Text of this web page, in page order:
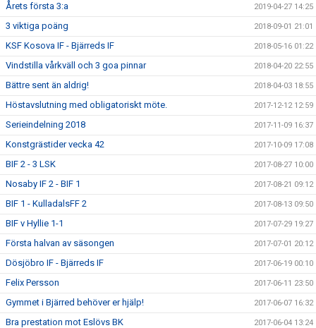
Årets första 3:a 2019-04-27 14:25
3 viktiga poäng 2018-09-01 21:01
KSF Kosova IF - Bjärreds IF 2018-05-16 01:22
Vindstilla vårkväll och 3 goa pinnar 2018-04-20 22:55
Bättre sent än aldrig! 2018-04-03 18:55
Höstavslutning med obligatoriskt möte. 2017-12-12 12:59
Serieindelning 2018 2017-11-09 16:37
Konstgrästider vecka 42 2017-10-09 17:08
BIF 2 - 3 LSK 2017-08-27 10:00
Nosaby IF 2 - BIF 1 2017-08-21 09:12
BIF 1 - KulladalsFF 2 2017-08-13 09:50
BIF v Hyllie 1-1 2017-07-29 19:27
Första halvan av säsongen 2017-07-01 20:12
Dösjöbro IF - Bjärreds IF 2017-06-19 00:10
Felix Persson 2017-06-11 23:50
Gymmet i Bjärred behöver er hjälp! 2017-06-07 16:32
Bra prestation mot Eslövs BK 2017-06-04 13:24